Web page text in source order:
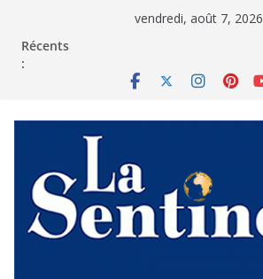
vendredi, août 7, 2026
Récents
: